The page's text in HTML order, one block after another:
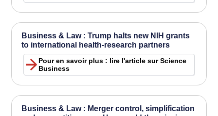
Business & Law : Trump halts new NIH grants
to international health-research partners
Pour en savoir plus : lire l'article sur Science
Business
Business & Law : Merger control, simplification